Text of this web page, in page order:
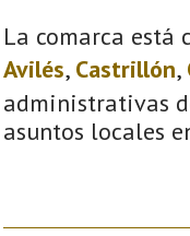
La comarca está
Avilés, Castrillón,
administrativas
asuntos locales